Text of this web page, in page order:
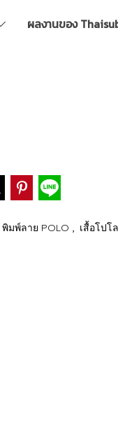
ผลงานของ
พิมพ์ลาย POLO เสื้อโปโ